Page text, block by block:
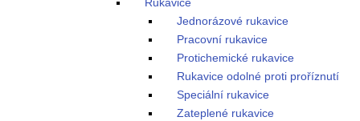
Rukavice
Jednorázové rukavice
Pracovní rukavice
Protichemické rukavice
Rukavice odolné proti proříznutí
Speciální rukavice
Zateplené rukavice